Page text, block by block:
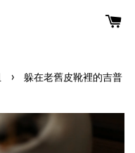
›
躲在老舊皮靴裡的吉普